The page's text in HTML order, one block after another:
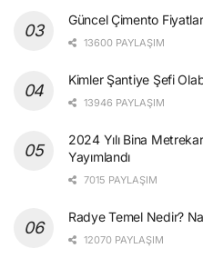
Güncel Çimento
13600 PAYLAŞIM
Kimler Şantiye Şefi
13946 PAYLAŞIM
2024 Yılı Bina
Yayımlandı
7015 PAYLAŞIM
Radye Temel Nedir?
12070 PAYLAŞIM